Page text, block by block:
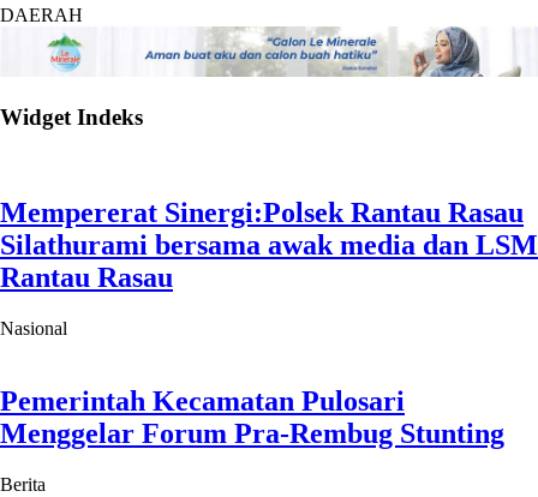
DAERAH
Widget Indeks
Mempererat Sinergi:Polsek Rantau Rasau
Silathurami bersama awak media dan LSM
Rantau Rasau
Nasional
Pemerintah Kecamatan Pulosari
Menggelar Forum Pra-Rembug Stunting
Berita